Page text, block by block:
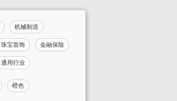
机械制造
珠宝首饰 金融保险
通用行业
橙色